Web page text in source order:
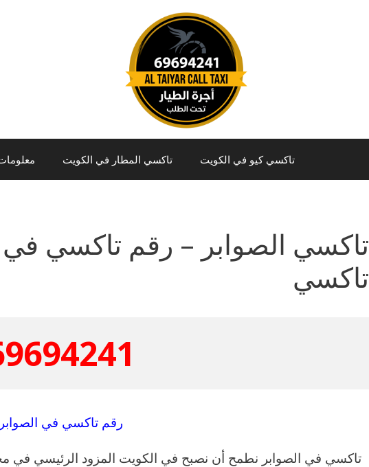
تاكسي كيو في الكويت تاكسي المطار في الكويت
تاكسي الصوابر – رقم تاكسي
تاكسي
رقم تاكسي في الصوابر
تاكسي في الصوابر نطمح أن نصبح في الكويت المزود الرئيسي في